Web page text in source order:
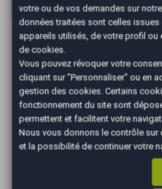
Les Avantages
Occasions
sélectionnées
votre ou de vos demandes sur
données traitées sont celles
appareils utilisés, de votre profil
de cookies.
Vous pouvez révoquer votre
cliquant sur "Personnaliser" ou en
gestion des cookies. Certains
fonctionnement du site sont
permettent et facilitent votre
Nous vous donnons le contrôle sur
et la possibilité de continuer votre